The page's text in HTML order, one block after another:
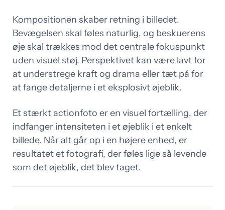
Kompositionen skaber retning i billedet.
Bevægelsen skal føles naturlig, og beskuerens
øje skal trækkes mod det centrale fokuspunkt
uden visuel støj. Perspektivet kan være lavt for
at understrege kraft og drama eller tæt på for
at fange detaljerne i et eksplosivt øjeblik.
Et stærkt actionfoto er en visuel fortælling, der
indfanger intensiteten i et øjeblik i et enkelt
billede. Når alt går op i en højere enhed, er
resultatet et fotografi, der føles lige så levende
som det øjeblik, det blev taget.